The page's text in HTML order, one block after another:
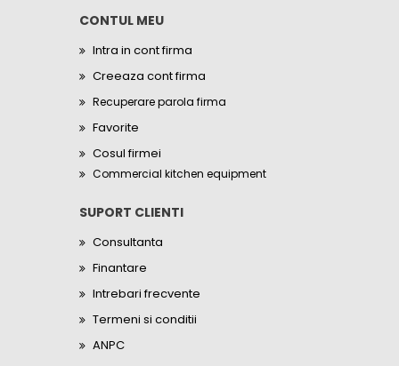
CONTUL MEU
Intra in cont firma
Creeaza cont firma
Recuperare parola firma
Favorite
Cosul firmei
Commercial kitchen equipment
SUPORT CLIENTI
Consultanta
Finantare
Intrebari frecvente
Termeni si conditii
ANPC